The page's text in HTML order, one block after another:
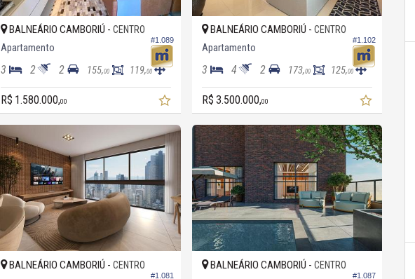
#1.089
BALNEÁRIO CAMBORIÚ -CENTRO
Apartamento
3 2 2 155,00 119,00
R$ 1.580.000,00
#1.102
BALNEÁRIO CAMBORIÚ -CENTRO
Apartamento
3 4 2 173,00 125,00
R$ 3.500.000,00
#1.081
BALNEÁRIO CAMBORIÚ -CENTRO
#1.087
BALNEÁRIO CAMBORIÚ -CENTRO